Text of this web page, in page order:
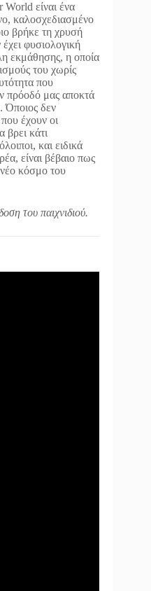
είναι ένα
καλοσχεδιασμένο
βρήκε τη χρυσή
φυσιολογική
εκμάθησης, η οποία
του χωρίς
που
πρόοδό μας αποκτά
Όποιος δεν
έχουν οι
βρει κάτι
και ειδικά
είναι βέβαιο πως
κόσμο του
του παιχνιδιού.